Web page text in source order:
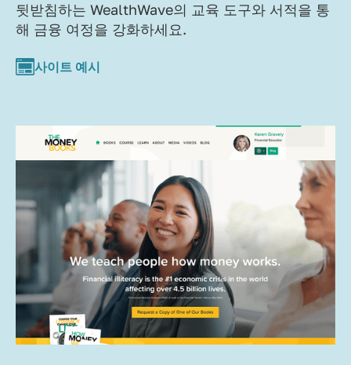
뒷받침하는 WealthWave의 교육 도구와 서적을 통
해 금융 여정을 강화하세요.
사이트 예시